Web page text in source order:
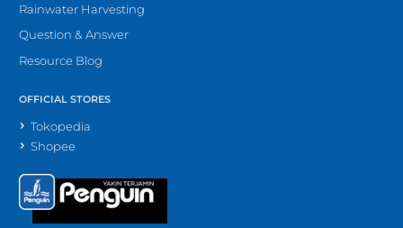
Rainwater Harvesting
Question & Answer
Resource Blog
OFFICIAL STORES
Tokopedia
Shopee